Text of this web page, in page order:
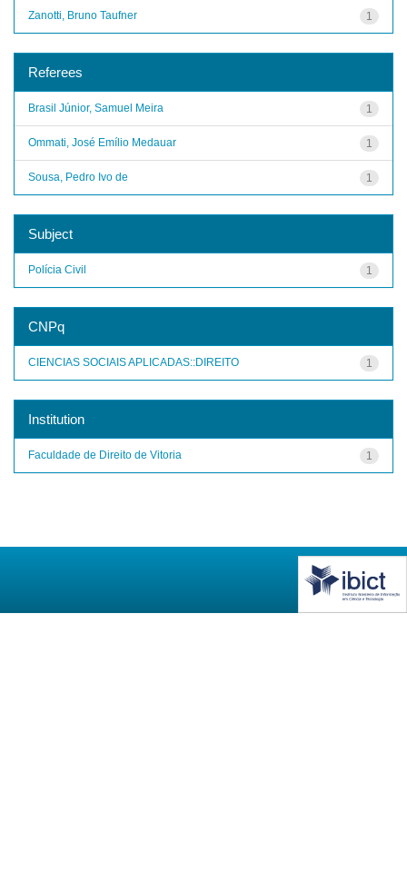
1
Zanotti, Bruno Taufner
Referees
1
Brasil Júnior, Samuel Meira
1
Ommati, José Emílio Medauar
1
Sousa, Pedro Ivo de
Subject
1
Polícia Civil
CNPq
1
CIENCIAS SOCIAIS APLICADAS::DIREITO
Institution
1
Faculdade de Direito de Vitoria